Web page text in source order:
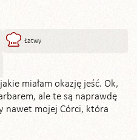
Łatwy
miałam okazję jeść. Ok,
ale te są naprawdę
nawet mojej Córci, która